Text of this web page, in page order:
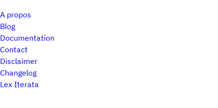
A propos
Blog
Documentation
Contact
Disclaimer
Changelog
Lex Iterata